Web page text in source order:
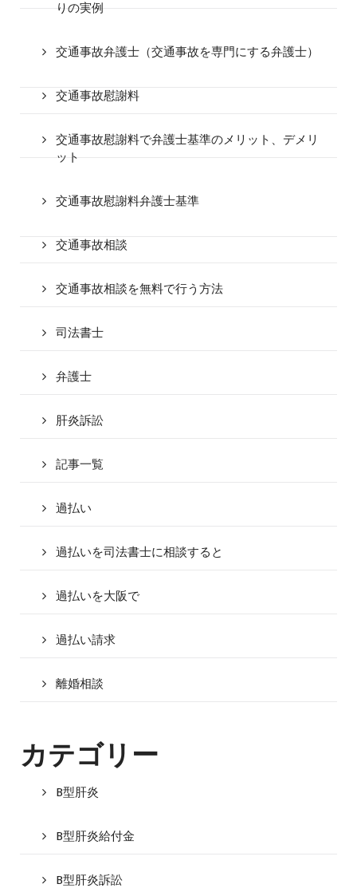
りの実例
交通事故弁護士（交通事故を専門にする弁護士）
交通事故慰謝料
交通事故慰謝料で弁護士基準のメリット、デメリ
ット
交通事故慰謝料弁護士基準
交通事故相談
交通事故相談を無料で行う方法
司法書士
弁護士
肝炎訴訟
記事一覧
過払い
過払いを司法書士に相談すると
過払いを大阪で
過払い請求
離婚相談
カテゴリー
B型肝炎
B型肝炎給付金
B型肝炎訴訟